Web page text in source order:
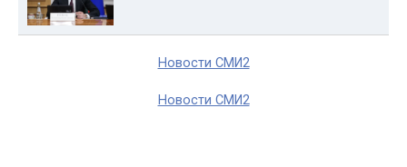
Новости СМИ2
Новости СМИ2